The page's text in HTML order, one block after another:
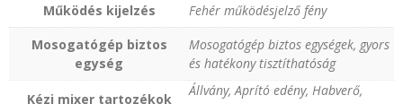
Működés kijelzés
Fehér működésjelző fény
Mosogatógép biztos
egység
Mosogatógép biztos egységek‚ gyors
és hatékony tisztíthatóság
Kézi mixer tartozékok
Állvány, Aprító edény, Habverő,